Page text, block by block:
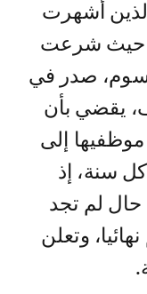
أشهرت
حيث شرعت
صدر في
يقضي بأن
إلى
كل سنة، إذ
حال لم تجد
وتعلن